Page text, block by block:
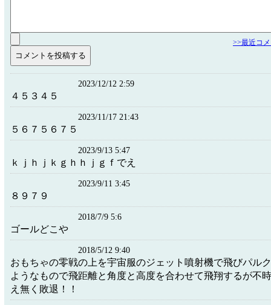
>>最近コ
2023/12/12 2:59
４５３４５
2023/11/17 21:43
５６７５６７５
2023/9/13 5:47
ｋｊｈｊｋｇｈｈｊｇｆでえ
2023/9/11 3:45
８９７９
2018/7/9 5:6
ゴールどこや
2018/5/12 9:40
おもちゃの零戦の上を宇宙服のジェット噴射機で飛びパ
ようなもので飛距離と角度と高度を合わせて飛翔するが不
え無く敗退！！